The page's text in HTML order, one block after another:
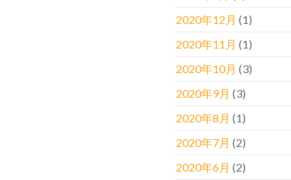
2020年12月 (1)
2020年11月 (1)
2020年10月 (3)
2020年9月 (3)
2020年8月 (1)
2020年7月 (2)
2020年6月 (2)